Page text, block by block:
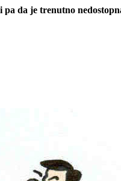
pa da je trenutno